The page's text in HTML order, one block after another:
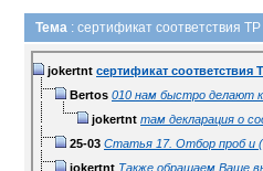
Тема : сертификат соответствия
jokertnt сертификат соответствия
Bertos 010 нам быстро делают
jokertnt там декларация о
25-03 Статья 17. Отбор проб и
jokertnt Также обращаем Ваше